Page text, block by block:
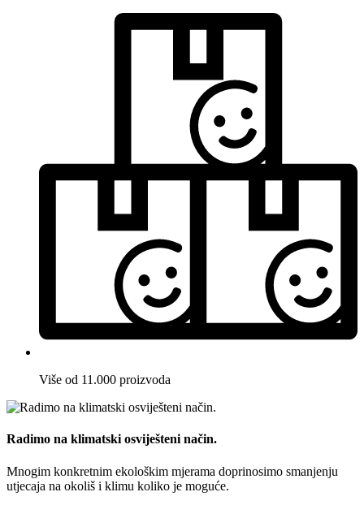
Više od 11.000 proizvoda
Radimo na klimatski osviješteni način.
Mnogim konkretnim ekološkim mjerama doprinosimo smanjenju
utjecaja na okoliš i klimu koliko je moguće.